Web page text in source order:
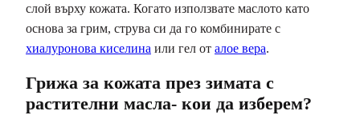
слой върху кожата. Когато използвате маслото като
основа за грим, струва си да го комбинирате с
хиалуронова киселина или гел от алое вера.
Грижа за кожата през зимата с
растителни масла- кои да изберем?